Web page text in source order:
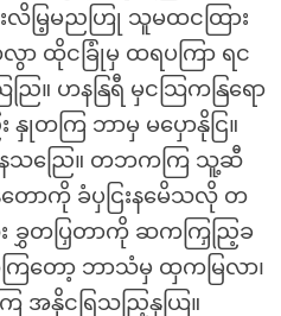
းလိမြ့မညဟြု သူမထငထြား
ာ ထိုငခြုံမှ ထရပကြာ ရင
။ ဟနနြရီ မှငသြကနြရော
တကြ ဘာမှ မပှောနိုငြ။
သညြေ။ တဘကကြ သူ့ဆီ
ာကို ခံပှငြးနမေိသလို တ
ခွှတပြှတာကို ဆကကြှညြ့ခ
ြတော့ ဘာသံမှ ထှကမြလာ၊
အနိုငရြသညြ့နှယြ။